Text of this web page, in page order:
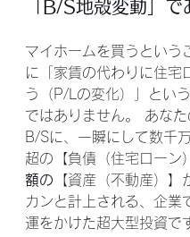
「B/S地殻変動」で
マイホームを買うという
に「家賃の代わりに住宅
う（P/Lの変化）」とい
ではありません。 あなた
B/Sに、一瞬にして数千
超の【負債（住宅ローン
額の 【資産（不動産）】
カンと計上される、企業
運をかけた超大型投資で